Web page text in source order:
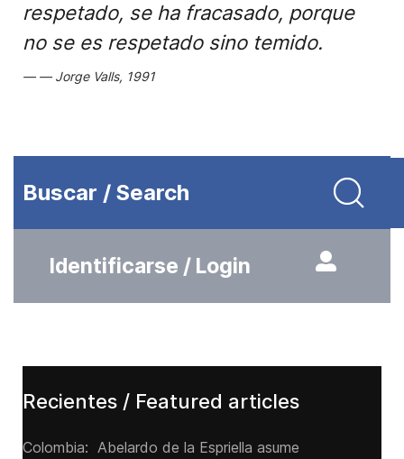
respetado, se ha fracasado, porque
no se es respetado sino temido.
Jorge Valls, 1991
Buscar / Search
Identificarse / Login
Recientes / Featured articles
Colombia: Abelardo de la Espriella asume